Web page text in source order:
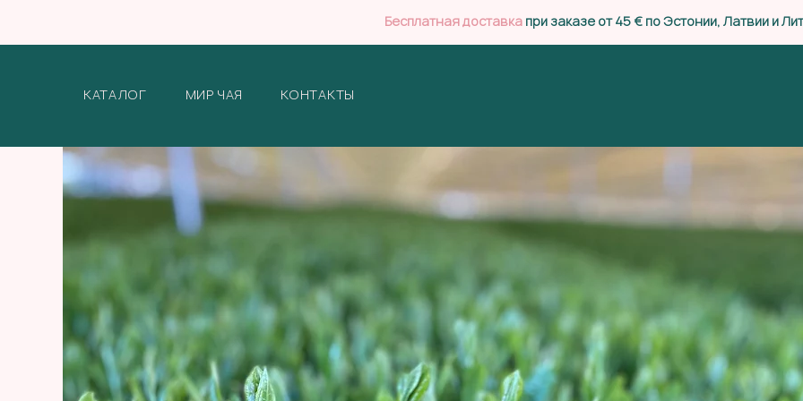
Бесплатная доставка при заказе от 45 € по Эстонии, Латвии и
КАТАЛОГ МИР ЧАЯ КОНТАКТЫ